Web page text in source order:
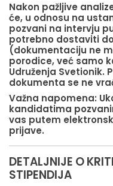
Nakon pažljive
će, u odnosu na
pozvani na intervju
potrebno dostaviti
(dokumentaciju ne
porodice, već samo
Udruženja Svetionik.
dokumenta se ne
Važna napomena:
kandidatima
vas putem
prijave.
DETALJNIJE O
STIPENDIJA